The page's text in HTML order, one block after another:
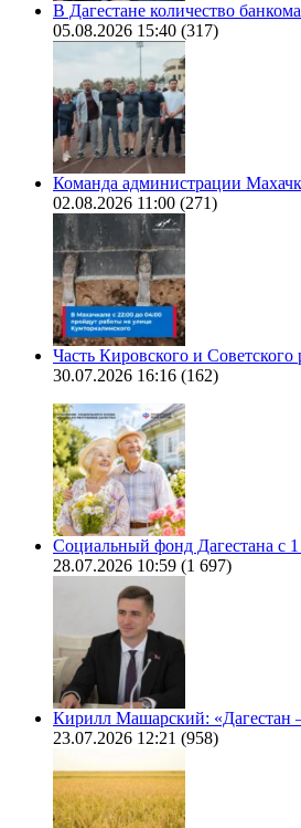
В Дагестане количество
05.08.2026 15:40 (317)
Команда администрации
02.08.2026 11:00 (271)
Часть Кировского и
30.07.2026 16:16 (162)
Социальный фонд Дагестана с
28.07.2026 10:59 (1 697)
Кирилл Машарский:
23.07.2026 12:21 (958)